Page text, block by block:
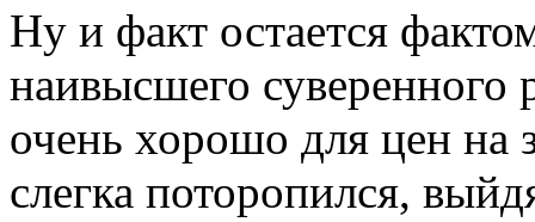
Ну и факт остается
наивысшего суверенного
очень хорошо для цен
слегка поторопился,